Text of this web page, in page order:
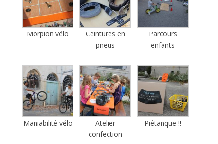
Morpion vélo
Ceintures en
pneus
Parcours
enfants
Maniabilité vélo
Atelier
confection
Piétanque !!